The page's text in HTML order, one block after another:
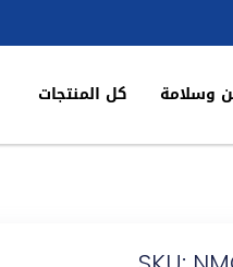
وسلامة كل المنتجات